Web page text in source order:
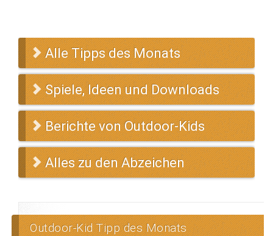
Alle Tipps des Monats
Spiele, Ideen und Downloads
Berichte von Outdoor-Kids
Alles zu den Abzeichen
Outdoor-Kid Tipp des Monats